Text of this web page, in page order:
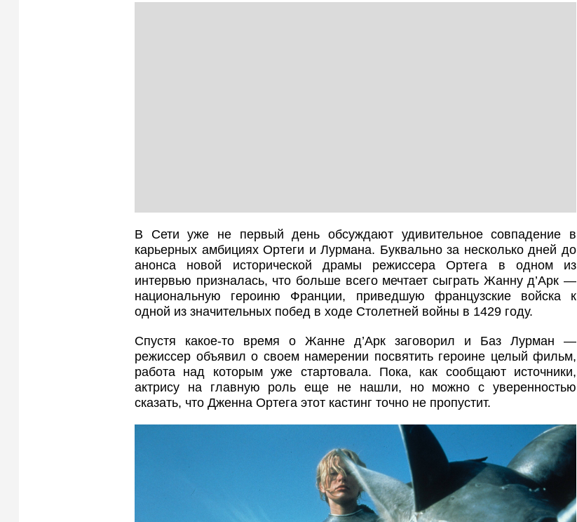
В Сети уже не первый день обсуждают удивительное совпадение в
карьерных амбициях Ортеги и Лурмана. Буквально за несколько дней до
анонса новой исторической драмы режиссера Ортега в одном из
интервью призналась, что больше всего мечтает сыграть Жанну д’Арк —
национальную героиню Франции, приведшую французские войска к
одной из значительных побед в ходе Столетней войны в 1429 году.
Спустя какое-то время о Жанне д’Арк заговорил и Баз Лурман —
режиссер объявил о своем намерении посвятить героине целый фильм,
работа над которым уже стартовала. Пока, как сообщают источники,
актрису на главную роль еще не нашли, но можно с уверенностью
сказать, что Дженна Ортега этот кастинг точно не пропустит.